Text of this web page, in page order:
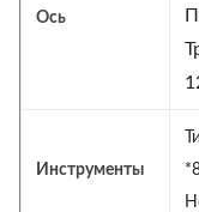
Ось
Инструменты